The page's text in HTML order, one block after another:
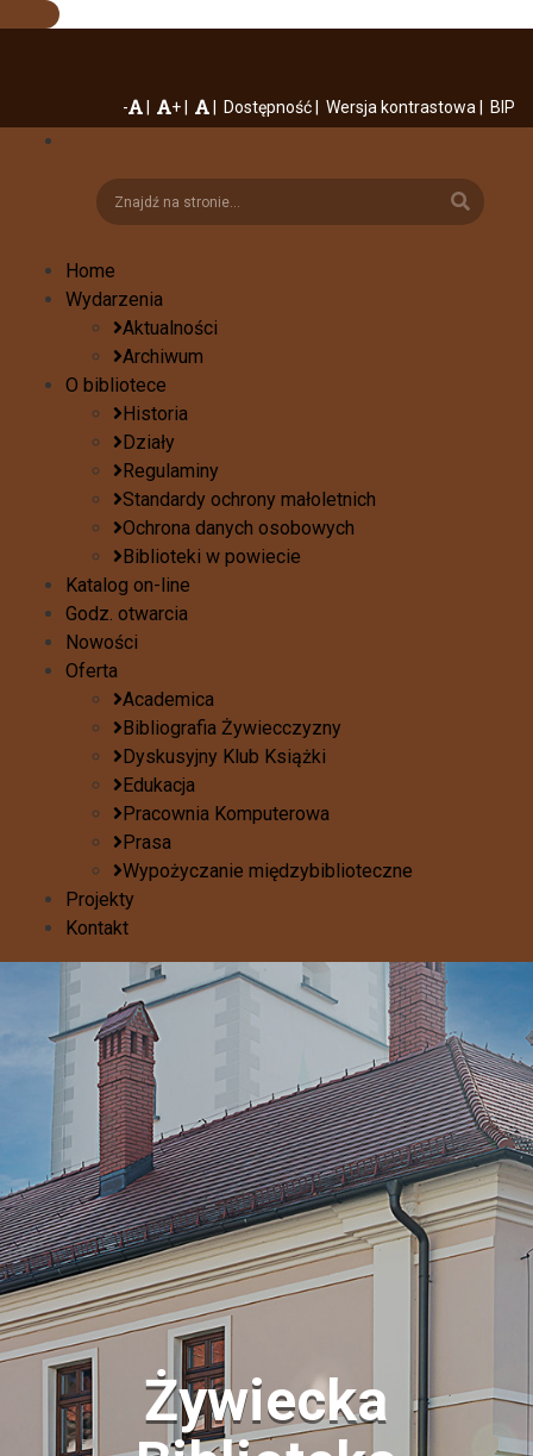
- + Dostępność Wersja kontrastowa BIP
Home
Wydarzenia
Aktualności
Archiwum
O bibliotece
Historia
Działy
Regulaminy
Standardy ochrony małoletnich
Ochrona danych osobowych
Biblioteki w powiecie
Katalog on-line
Godz. otwarcia
Nowości
Oferta
Academica
Bibliografia Żywiecczyzny
Dyskusyjny Klub Książki
Edukacja
Pracownia Komputerowa
Prasa
Wypożyczanie międzybiblioteczne
Projekty
Kontakt
Żywiecka